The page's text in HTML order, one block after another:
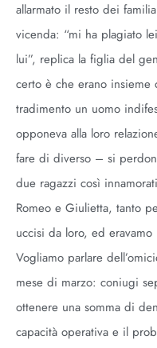
allarmato il resto dei
vicenda: “mi ha plagiato
lui”, replica la figlia del
certo è che erano insieme
tradimento un uomo
opponeva alla loro
fare di diverso – si
due ragazzi così
Romeo e Giulietta, tanto
uccisi da loro, ed
Vogliamo parlare
mese di marzo: coniugi
ottenere una somma di
capacità operativa e il